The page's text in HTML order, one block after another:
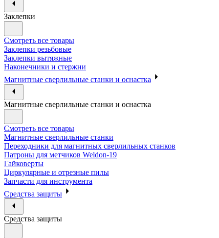
Заклепки
Смотреть все товары
Заклепки резьбовые
Заклепки вытяжные
Наконечники и стержни
Магнитные сверлильные станки и оснастка
Магнитные сверлильные станки и оснастка
Смотреть все товары
Магнитные сверлильные станки
Переходники для магнитных сверлильных станков
Патроны для метчиков Weldon-19
Гайковерты
Циркулярные и отрезные пилы
Запчасти для инструмента
Средства защиты
Средства защиты